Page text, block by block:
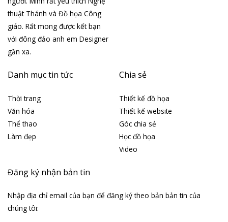
thuật Thánh và Đồ họa Công
giáo. Rất mong được kết bạn
với đông đảo anh em Designer
gần xa.
Danh mục tin tức
Thời trang
Văn hóa
Thể thao
Làm đẹp
Chia sẻ
Thiết kế đồ họa
Thiết kế website
Góc chia sẻ
Học đồ họa
Video
Đăng ký nhận bản tin
Nhập địa chỉ email của bạn để đăng ký theo bản bản tin của
chúng tôi: